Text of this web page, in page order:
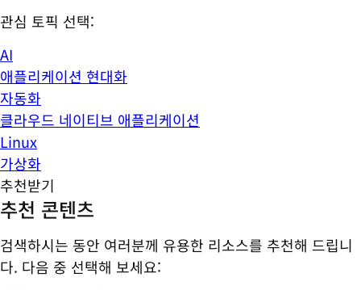
관심 토픽 선택:
AI
애플리케이션 현대화
자동화
클라우드 네이티브 애플리케이션
Linux
가상화
추천받기
추천 콘텐츠
검색하시는 동안 여러분께 유용한 리소스를 추천해 드립니
다. 다음 중 선택해 보세요: